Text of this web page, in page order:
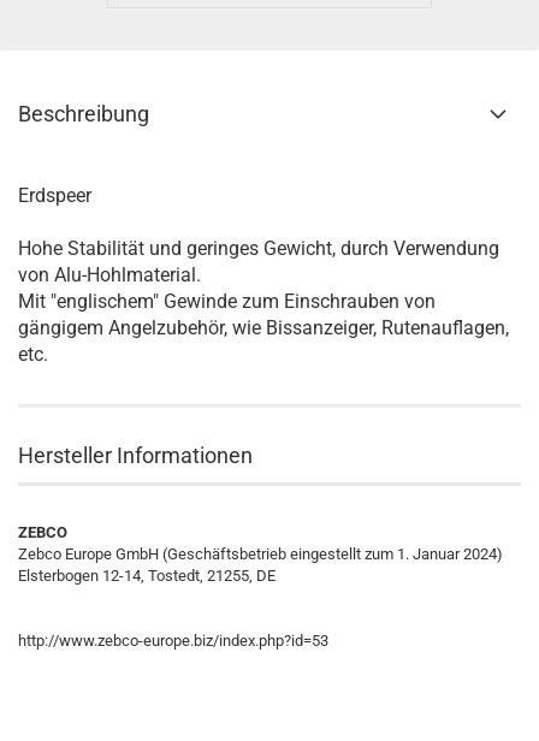
Beschreibung
Erdspeer
Hohe Stabilität und geringes Gewicht, durch Verwendung
von Alu-Hohlmaterial.
Mit "englischem" Gewinde zum Einschrauben von
gängigem Angelzubehör, wie Bissanzeiger, Rutenauflagen,
etc.
Hersteller Informationen
ZEBCO
Zebco Europe GmbH (Geschäftsbetrieb eingestellt zum 1. Januar 2024)
Elsterbogen 12-14, Tostedt, 21255, DE
http://www.zebco-europe.biz/index.php?id=53